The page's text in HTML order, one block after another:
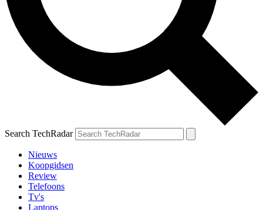
Search TechRadar
Nieuws
Koopgidsen
Review
Telefoons
Tv's
Laptops